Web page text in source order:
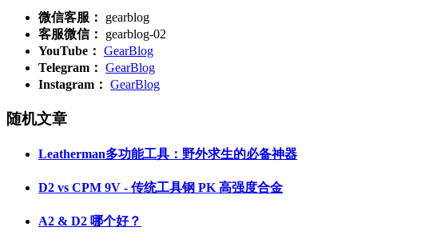
微信客服：
gearblog
客服微信：
gearblog-02
YouTube： GearBlog
Telegram： GearBlog
Instagram： GearBlog
随机文章
Leatherman多功能工具：野外求生的必备神器
D2 vs CPM 9V - 传统工具钢 PK 高强度合金
A2 & D2 哪个好？